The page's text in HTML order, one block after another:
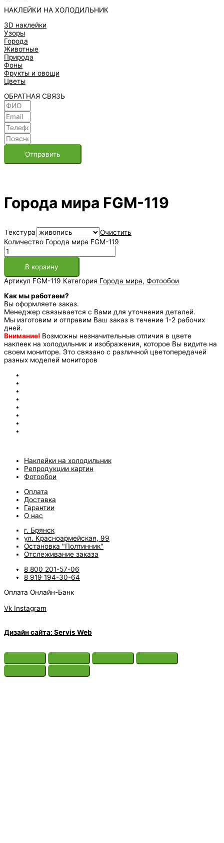
НАКЛЕЙКИ НА ХОЛОДИЛЬНИК
3D наклейки
Узоры
Города
Животные
Природа
Фоны
Фрукты и овощи
Цветы
ОБРАТНАЯ СВЯЗЬ
Отправить
Города мира FGM-119
Текстура
Очистить
Количество Города мира FGM-119
В корзину
Артикул FGM-119 Категория Города мира, Фотообои
Как мы работаем?
Вы оформляете заказ.
Менеджер связывается с Вами для уточнения деталей.
Мы изготовим и отправим Ваш заказ в течение 1-2 рабочих
дней.
Внимание! Возможны незначительные отличия в цвете
наклеек на холодильник и изображения, которое Вы видите на
своем мониторе. Это связано с различной цветопередачей
разных моделей мониторов
Наклейки на холодильник
Репродукции картин
Фотообои
Оплата
Доставка
Гарантии
О нас
г. Брянск
ул. Красноармейская, 99
Остановка "Полтинник"
Отслеживание заказа
8 800 201-57-06
8 919 194-30-64
Оплата Онлайн-Банк
Vk Instagram
Дизайн сайта: Servis Web